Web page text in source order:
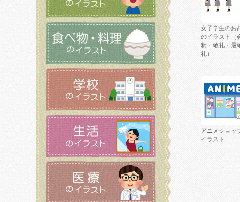
女子学生のお
のイラスト（
釈・敬礼・最
礼）
アニメショッ
イラスト